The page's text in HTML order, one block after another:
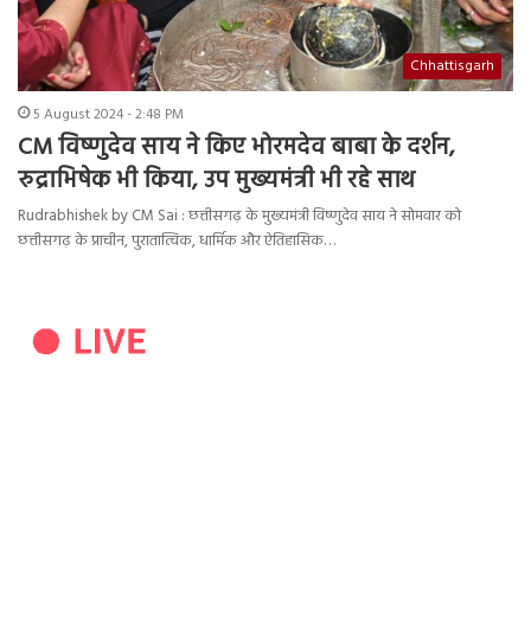
Chhattisgarh
5 August 2024 - 2:48 PM
CM विष्णुदेव साय ने किए भोरमदेव बाबा के दर्शन,
रुद्राभिषेक भी किया, उप मुख्यमंत्री भी रहे साथ
Rudrabhishek by CM Sai : छत्तीसगढ़ के मुख्यमंत्री विष्णुदेव साय ने सोमवार को
छत्तीसगढ़ के प्राचीन, पुरातात्विक, धार्मिक और ऐतिहासिक…